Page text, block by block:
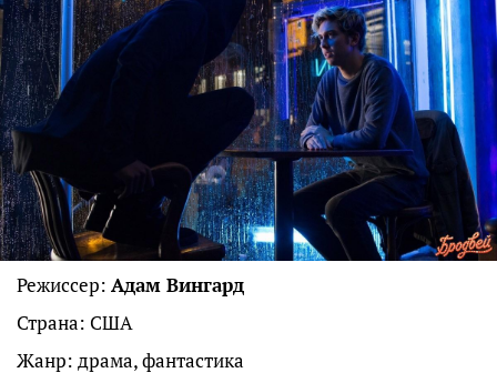
Режиссер: Адам Вингард
Страна: США
Жанр: драма, фантастика